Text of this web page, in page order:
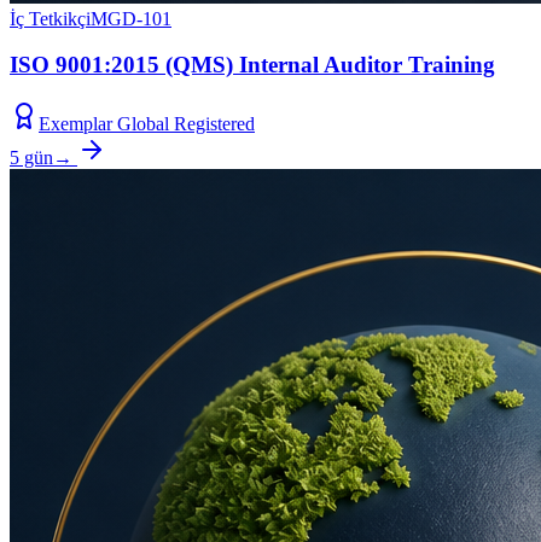
İç TetkikçiMGD-101
ISO 9001:2015 (QMS) Internal Auditor Training
Exemplar Global Registered
5 gün →